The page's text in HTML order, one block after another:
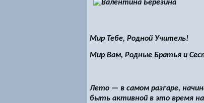
Мир Тебе, Родной Учитель!
Мир Вам, Родные Братья и
Лето — в самом разгаре,
быть активной в это время